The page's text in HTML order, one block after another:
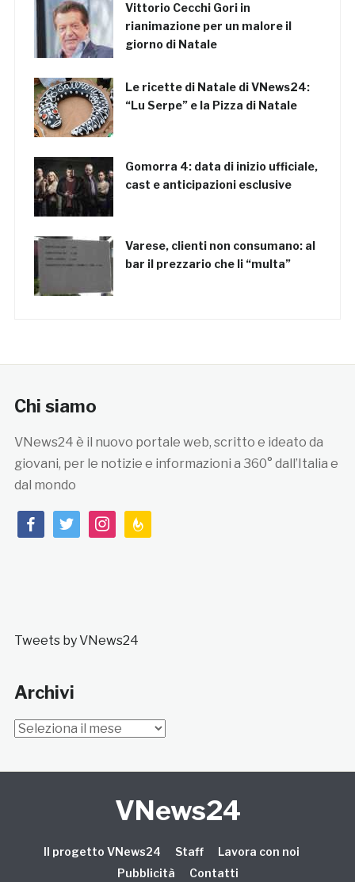
Vittorio Cecchi Gori in
rianimazione per un malore il
giorno di Natale
Le ricette di Natale di VNews24:
“Lu Serpe” e la Pizza di Natale
Gomorra 4: data di inizio ufficiale,
cast e anticipazioni esclusive
Varese, clienti non consumano: al
bar il prezzario che li “multa”
Chi siamo
VNews24 è il nuovo portale web, scritto e ideato da
giovani, per le notizie e informazioni a 360° dall’Italia e
dal mondo
facebooktwitterinstagramfeedburner
Tweets by VNews24
Archivi
Archivi
VNews24
Il progetto VNews24 Staff
Lavora con noi
Pubblicità
Contatti